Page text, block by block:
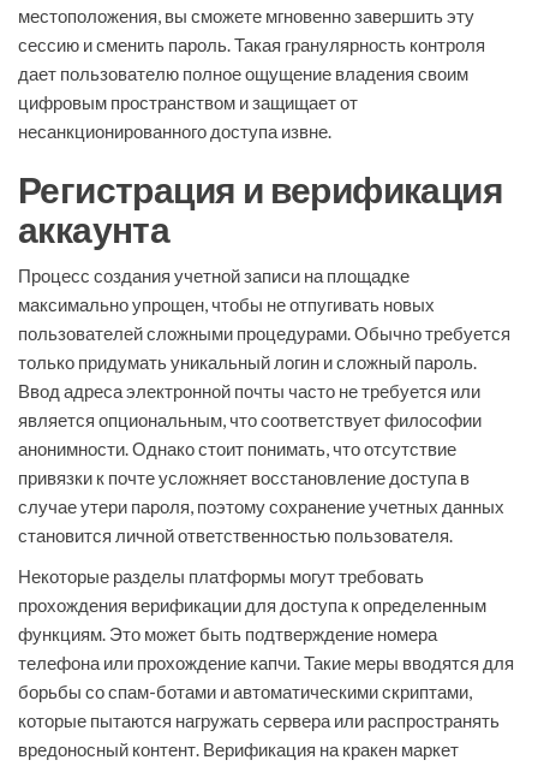
местоположения, вы сможете мгновенно завершить эту
сессию и сменить пароль. Такая гранулярность контроля
дает пользователю полное ощущение владения своим
цифровым пространством и защищает от
несанкционированного доступа извне.
Регистрация и верификация
аккаунта
Процесс создания учетной записи на площадке
максимально упрощен, чтобы не отпугивать новых
пользователей сложными процедурами. Обычно требуется
только придумать уникальный логин и сложный пароль.
Ввод адреса электронной почты часто не требуется или
является опциональным, что соответствует философии
анонимности. Однако стоит понимать, что отсутствие
привязки к почте усложняет восстановление доступа в
случае утери пароля, поэтому сохранение учетных данных
становится личной ответственностью пользователя.
Некоторые разделы платформы могут требовать
прохождения верификации для доступа к определенным
функциям. Это может быть подтверждение номера
телефона или прохождение капчи. Такие меры вводятся для
борьбы со спам-ботами и автоматическими скриптами,
которые пытаются нагружать сервера или распространять
вредоносный контент. Верификация на кракен маркет